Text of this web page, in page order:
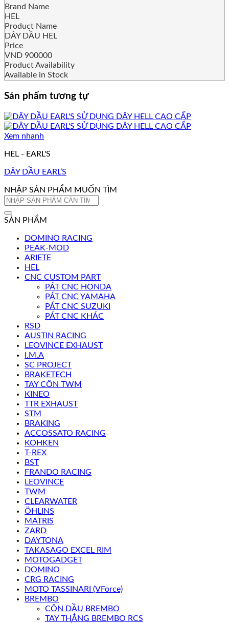
Brand Name
HEL
Product Name
DÂY DẦU HEL
Price
VND 900000
Product Availability
Available in Stock
Sản phẩm tương tự
Xem nhanh
HEL - EARL'S
DÂY DẦU EARL’S
NHẬP SẢN PHẨM MUỐN TÌM
Tìm
SẢN PHẨM
DOMINO RACING
PEAK-MOD
ARIETE
HEL
CNC CUSTOM PART
PÁT CNC HONDA
PÁT CNC YAMAHA
PÁT CNC SUZUKI
PÁT CNC KHÁC
RSD
AUSTIN RACING
LEOVINCE EXHAUST
I.M.A
SC PROJECT
BRAKETECH
TAY CÔN TWM
KINEO
TTR EXHAUST
STM
BRAKING
ACCOSSATO RACING
KOHKEN
T-REX
BST
FRANDO RACING
LEOVINCE
TWM
CLEARWATER
ÖHLINS
MATRIS
ZARD
DAYTONA
TAKASAGO EXCEL RIM
MOTOGADGET
DOMINO
CRG RACING
MOTO TASSINARI (VForce)
BREMBO
CÔN DẦU BREMBO
TAY THẮNG BREMBO RCS